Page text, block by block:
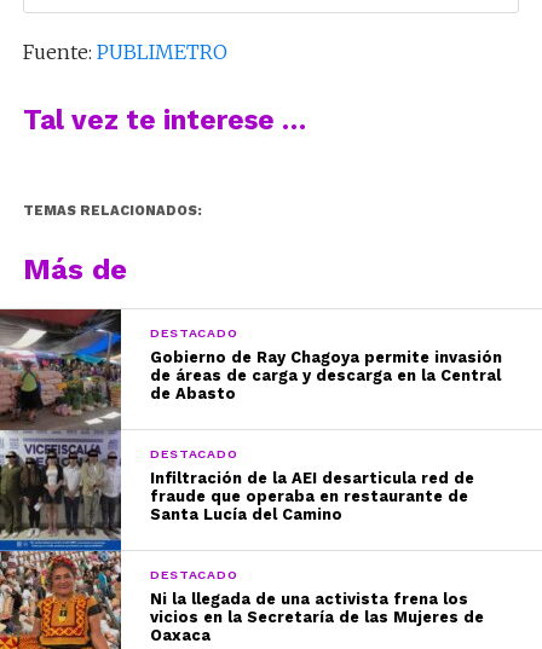
Fuente: PUBLIMETRO
Tal vez te interese …
TEMAS RELACIONADOS:
Más de
DESTACADO
Gobierno de Ray Chagoya permite invasión
de áreas de carga y descarga en la Central
de Abasto
DESTACADO
Infiltración de la AEI desarticula red de
fraude que operaba en restaurante de
Santa Lucía del Camino
DESTACADO
Ni la llegada de una activista frena los
vicios en la Secretaría de las Mujeres de
Oaxaca